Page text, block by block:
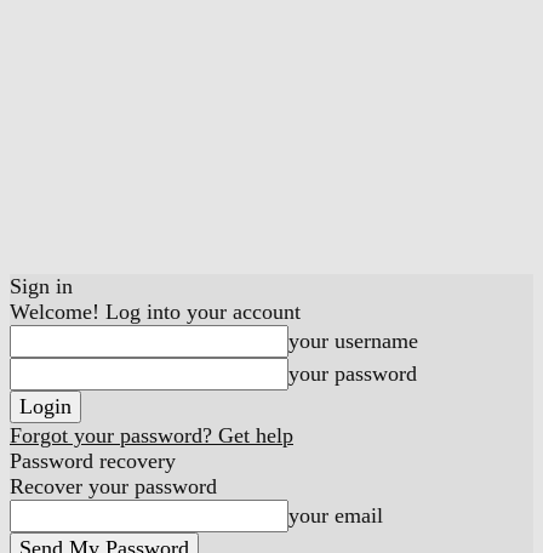
Sign in
Welcome! Log into your account
your username
your password
Forgot your password? Get help
Password recovery
Recover your password
your email